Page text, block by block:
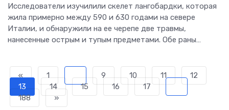
Исследователи изучилили скелет лангобардки, которая
жила примерно между 590 и 630 годами на севере
Италии, и обнаружили на ее черепе две травмы,
нанесенные острым и тупым предметами. Обе раны
«
1 ... 9 10 11
12
13
14 15 16 17
...
188
»